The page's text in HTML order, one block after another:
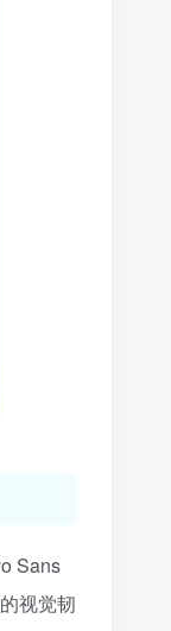
Sans
视觉韧